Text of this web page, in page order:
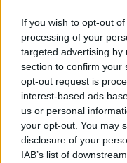
If you wish to opt-out
processing of your
targeted advertising by
section to confirm your
opt-out request is
interest-based ads
us or personal
your opt-out. You may
disclosure of your
IAB’s list of
Alpha Bank: Για πρώτη
πύλες του σε όλους
ESG Report 2025: Πώς η
βιωσιμότητα σε